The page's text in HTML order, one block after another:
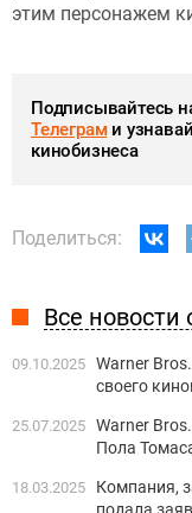
этим персонажем
Подписывайтесь
Телеграми
кинобизнеса
Поделиться:
Все
09.10.2025 Warner
своего
25.07.2025 Warner
Пола
18.03.2025
Компания,